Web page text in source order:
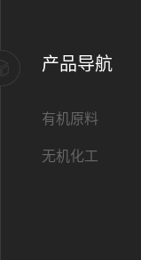
产品导航
有机原料
无机化工